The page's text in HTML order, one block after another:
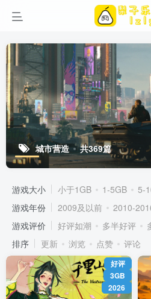
城市营造 共369篇
游戏大小 小于1GB 1-5GB 5-
游戏年份
2009及以前 2010-
游戏评价
好评如潮 多半好评
排序
更新 浏览 点赞 评论
好评
3GB
2026